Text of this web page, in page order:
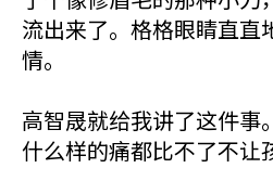
流出来了。格格眼睛直直
情。
高智晟就给我讲了这件事
什么样的痛都比不了不让